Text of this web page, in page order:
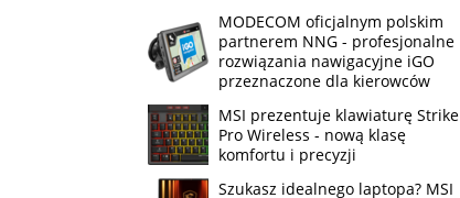
MODECOM oficjalnym polskim
partnerem NNG - profesjonalne
rozwiązania nawigacyjne iGO
przeznaczone dla kierowców
MSI prezentuje klawiaturę Strike
Pro Wireless - nową klasę
komfortu i precyzji
Szukasz idealnego laptopa? MSI